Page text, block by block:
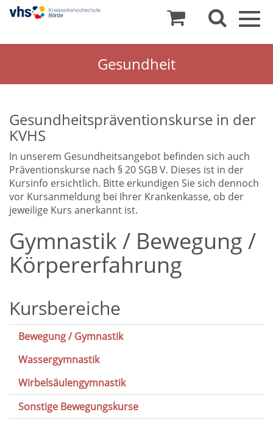
Gesundheit
Gesundheitspräventionskurse in der
KVHS
In unserem Gesundheitsangebot befinden sich auch
Präventionskurse nach § 20 SGB V. Dieses ist in der
Kursinfo ersichtlich. Bitte erkundigen Sie sich dennoch
vor Kursanmeldung bei Ihrer Krankenkasse, ob der
jeweilige Kurs anerkannt ist.
Gymnastik / Bewegung /
Körpererfahrung
Kursbereiche
Bewegung / Gymnastik
Wassergymnastik
Wirbelsäulengymnastik
Sonstige Bewegungskurse